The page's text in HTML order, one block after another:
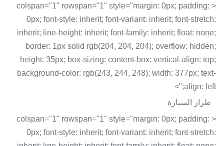
< colspan="1" rowspan="1" style="margin: 0px; padding:
0px; font-style: inherit; font-variant: inherit; font-stretch:
inherit; line-height: inherit; font-family: inherit; float: none;
border: 1px solid rgb(204, 204, 204); overflow: hidden;
height: 35px; box-sizing: content-box; vertical-align: top;
background-color: rgb(243, 244, 248); width: 377px; text-
align: left;">
طراز السيارة
< colspan="1" rowspan="1" style="margin: 0px; padding:
0px; font-style: inherit; font-variant: inherit; font-stretch: